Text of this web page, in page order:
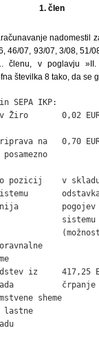
1. člen
nadomestil
46/07, 93/07, 3/08, 51/
v poglavju »II.
številka 8 tako, da se
IKP:
0,02 EUR
na   0,70
posamezno
pozicij    v
pogojev
sistemu
iz     417,25
črpanje
sheme
lastne